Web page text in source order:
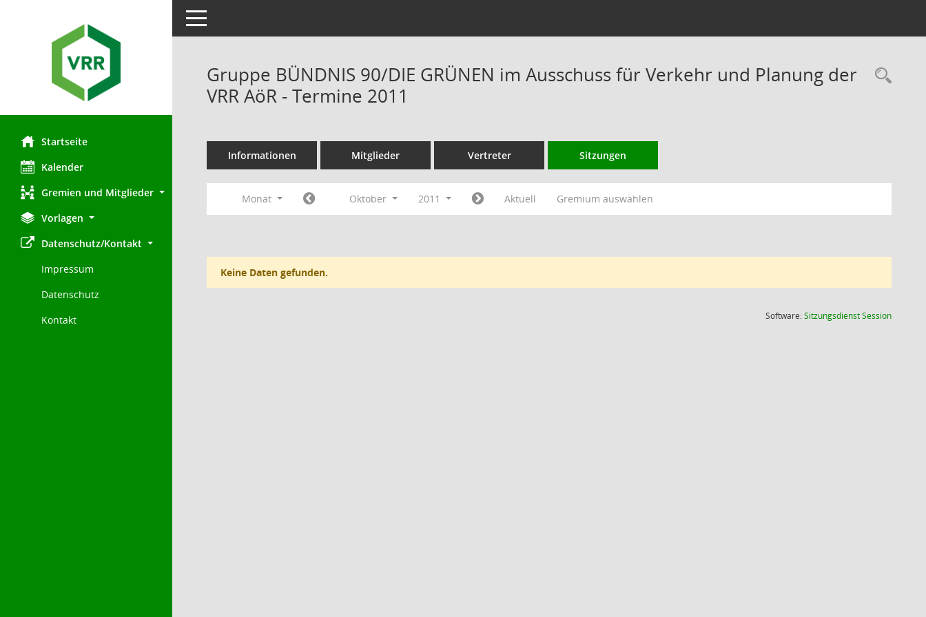
Startseite
Kalender
Gremien und Mitglieder
Vorlagen
Datenschutz/Kontakt
Impressum
Datenschutz
Kontakt
Toggle navigation
Gruppe BÜNDNIS 90/DIE GRÜNEN im Ausschuss für Verkehr und Planung der
VRR AöR - Termine 2011
Informationen Mitglieder Vertreter Sitzungen
Monat Oktober 2011 Aktuell Gremium auswählen
Keine Daten gefunden.
Software:SitzungsdienstSession(Wird in